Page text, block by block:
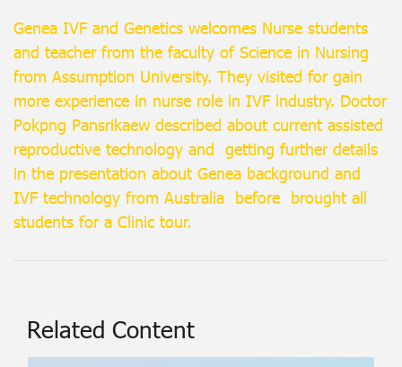
Genea IVF and Genetics welcomes Nurse students
and teacher from the faculty of Science in Nursing
from Assumption University. They visited for gain
more experience in nurse role in IVF industry. Doctor
Pokpng Pansrikaew described about current assisted
reproductive technology and getting further details
in the presentation about Genea background and
IVF technology from Australia before brought all
students for a Clinic tour.
Related Content